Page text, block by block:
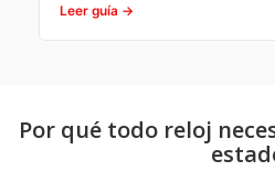
Leer guía →
Por qué todo reloj